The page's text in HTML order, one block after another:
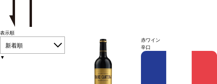
表示順
新着順
▼
赤ワイン
辛口